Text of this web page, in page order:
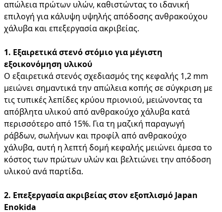
απώλεια πρώτων υλών, καθιστώντας το ιδανική
επιλογή για κάλυψη υψηλής απόδοσης ανθρακούχου
χάλυβα και επεξεργασία ακριβείας.
1. Εξαιρετικά στενό στόμιο για μέγιστη
εξοικονόμηση υλικού
Ο εξαιρετικά στενός σχεδιασμός της κεφαλής 1,2 mm
μειώνει σημαντικά την απώλεια κοπής σε σύγκριση με
τις τυπικές λεπίδες κρύου πριονιού, μειώνοντας τα
απόβλητα υλικού από ανθρακούχο χάλυβα κατά
περισσότερο από 15%. Για τη μαζική παραγωγή
ράβδων, σωλήνων και προφίλ από ανθρακούχο
χάλυβα, αυτή η λεπτή δομή κεφαλής μειώνει άμεσα το
κόστος των πρώτων υλών και βελτιώνει την απόδοση
υλικού ανά παρτίδα.
2. Επεξεργασία ακριβείας στον εξοπλισμό Japan
Enokida